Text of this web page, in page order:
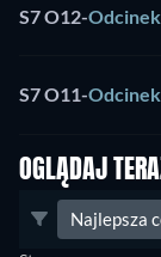
S7 O12-
S7 O11-
OGLĄDAJ
Najlepsza